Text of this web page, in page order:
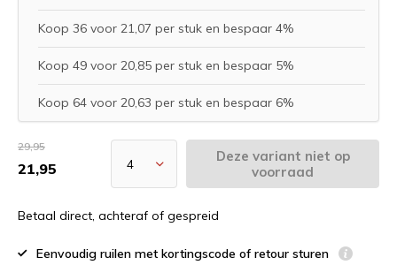
Koop 36 voor 21,07 per stuk en bespaar 4%
Koop 49 voor 20,85 per stuk en bespaar 5%
Koop 64 voor 20,63 per stuk en bespaar 6%
29,95
21,95
Deze variant niet op
voorraad
Betaal direct, achteraf of gespreid
Eenvoudig ruilen met kortingscode of retour sturen